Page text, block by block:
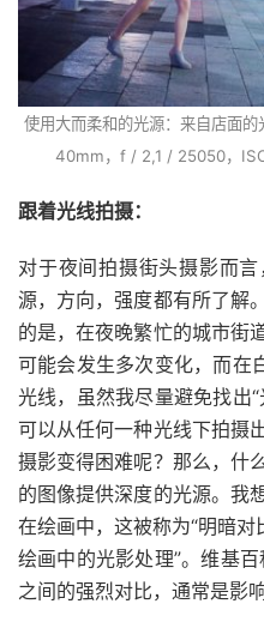
使用大而柔和的光源：来自店面
40mm，f / 2,1 / 25050，
跟着光线拍摄：
对于夜间拍摄街头摄影而
源，方向，强度都有所了解
的是，在夜晚繁忙的城市街
可能会发生多次变化，而在
光线，虽然我尽量避免找出
可以从任何一种光线下拍摄
摄影变得困难呢？ 那么，什
的图像提供深度的光源。我
在绘画中，这被称为“明暗对
绘画中的光影处理”。维基
之间的强烈对比，通常是影